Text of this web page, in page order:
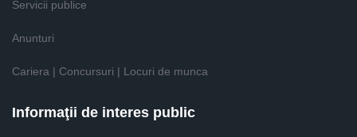
Servicii publice
Anunturi
Cariera | Concursuri | Locuri de munca
Informaţii de interes public